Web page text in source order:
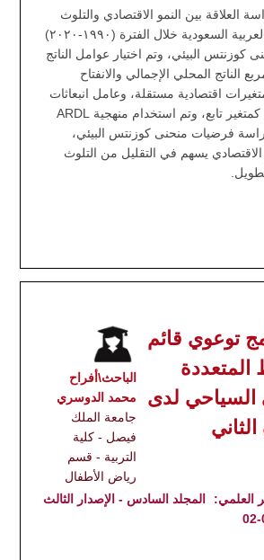
العلاقة بين النمو الاقتصادي والتلوث
البيئي في المملكة العربية السعودية خلال الفترة (١٩٩٠-٢٠٢٠)
كوزنتس البيئي، وتم اختيار عوامل الناتج
الناتج المحلي الإجمالي والانفتاح
اقتصادية مستقلة، وعامل انبعاثات
ثاني أكسيد الكربون كمتغير تابع، وتم استخدام منهجية ARDL
فرضيات منحنى كوزنتس البيئي،
يسهم في التقليل من التلوث
الباحث\أفراح
محمد الدوسري
جامعة الملك
فيصل - كلية
التربية - قسم
رياض الأطفال
توعوي قائم
السياحي لدى
العلمي:
المجلد السادس - الإصدار الثالث